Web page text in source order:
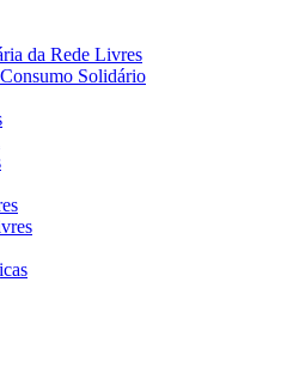
da Rede Livres
Solidário